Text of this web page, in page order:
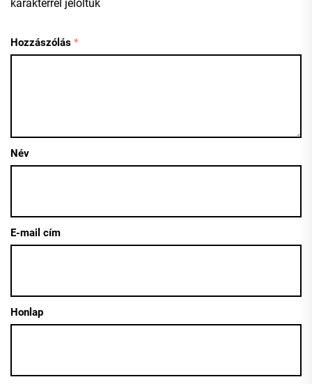
karakterrel jelöltük
Hozzászólás *
Név
E-mail cím
Honlap